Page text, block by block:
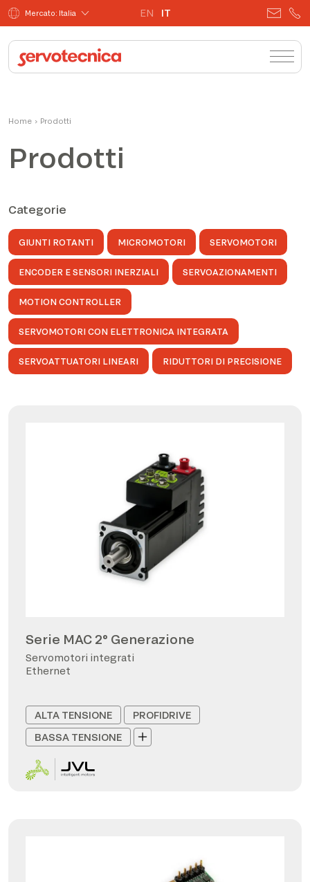
Mercato: Italia EN IT
Home › Prodotti
Prodotti
Categorie
GIUNTI ROTANTI MICROMOTORI SERVOMOTORI
ENCODER E SENSORI INERZIALI SERVOAZIONAMENTI
MOTION CONTROLLER
SERVOMOTORI CON ELETTRONICA INTEGRATA
SERVOATTUATORI LINEARI RIDUTTORI DI PRECISIONE
Serie MAC 2° Generazione
Servomotori integrati
Ethernet
ALTA TENSIONE
PROFIDRIVE
BASSA TENSIONE